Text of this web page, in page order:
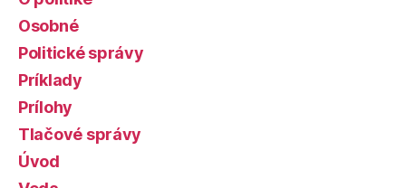
Osobné
Politické správy
Príklady
Prílohy
Tlačové správy
Úvod